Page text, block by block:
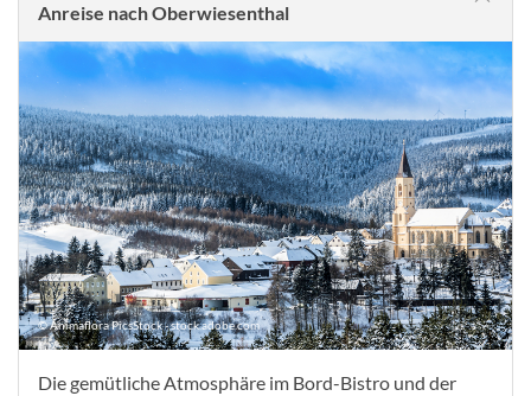
Anreise nach Oberwiesenthal
© Animaflora PicsStock - stock.adobe.com
Die gemütliche Atmosphäre im Bord-Bistro und der